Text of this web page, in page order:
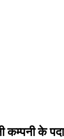
कम्पनी के